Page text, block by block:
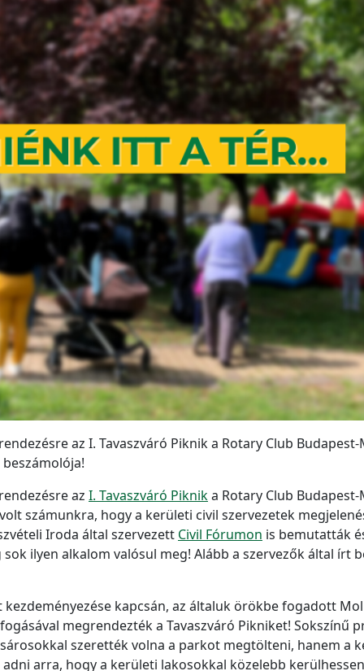
az I. Tavaszváró Piknik a Rotary Club
az I. Tavaszváró Piknika Rotary Club
számunkra, hogy a kerületi civil szervezetek
Iroda által szervezett Civil Fórumon is bemutatták
ilyen alkalom valósul meg! Alább a szervezők által írt
kapcsán, az általuk örökbe fogadott
megrendezték a Tavaszváró Pikniket! Sokszínű
szerették volna a parkot megtölteni, hanem a
arra, hogy a kerületi lakosokkal közelebb